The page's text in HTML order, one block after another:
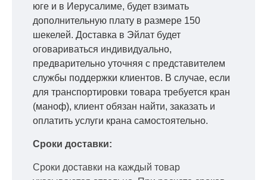
юге и в Иерусалиме, будет взимать
дополнительную плату в размере 150
шекелей. Доставка в Эйлат будет
оговариваться индивидуально,
предварительно уточняя с представителем
службы поддержки клиентов. В случае, если
для транспортировки товара требуется кран
(маноф), клиент обязан найти, заказать и
оплатить услуги крана самостоятельно.
Сроки доставки:
Сроки доставки на каждый товар